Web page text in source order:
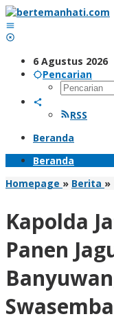
Lewati
ke
konten
6 Agustus 2026
Pencarian
RSS
Beranda
Beranda
Homepage » Berita »
‎Kapolda
Panen